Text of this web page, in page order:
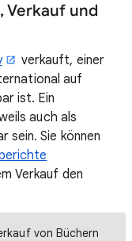
Verkauf und
verkauft, einer
auf
ist. Ein
auch als
sein. Sie können
Verkauf den
von Büchern